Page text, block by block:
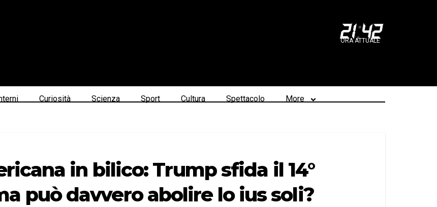
21:42
ORA ATTUALE
Curiosità Scienza Sport Cultura Spettacolo More
in bilico: Trump sfida il 14°
può davvero abolire lo ius soli?